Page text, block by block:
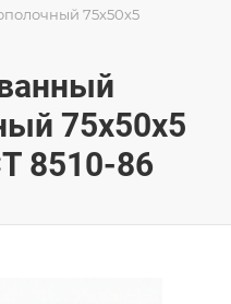
75х50х5
75х50х5
8510-86